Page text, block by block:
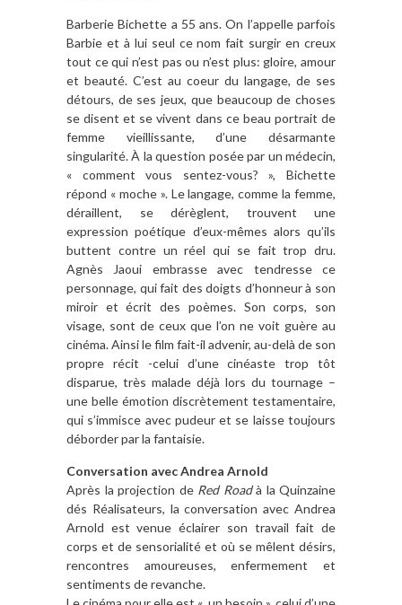
Barberie Bichette a 55 ans. On l’appelle parfois
Barbie et à lui seul ce nom fait surgir en creux
tout ce qui n’est pas ou n’est plus: gloire, amour
et beauté. C’est au coeur du langage, de ses
détours, de ses jeux, que beaucoup de choses
se disent et se vivent dans ce beau portrait de
femme vieillissante, d’une désarmante
singularité. À la question posée par un médecin,
« comment vous sentez-vous? », Bichette
répond « moche ». Le langage, comme la femme,
déraillent, se dérèglent, trouvent une
expression poétique d’eux-mêmes alors qu’ils
buttent contre un réel qui se fait trop dru.
Agnès Jaoui embrasse avec tendresse ce
personnage, qui fait des doigts d’honneur à son
miroir et écrit des poèmes. Son corps, son
visage, sont de ceux que l’on ne voit guère au
cinéma. Ainsi le film fait-il advenir, au-delà de son
propre récit -celui d’une cinéaste trop tôt
disparue, très malade déjà lors du tournage –
une belle émotion discrètement testamentaire,
qui s’immisce avec pudeur et se laisse toujours
déborder par la fantaisie.
Conversation avec Andrea Arnold
Après la projection de Red Roadà la Quinzaine
dés Réalisateurs, la conversation avec Andrea
Arnold est venue éclairer son travail fait de
corps et de sensorialité et où se mêlent désirs,
rencontres amoureuses, enfermement et
sentiments de revanche.